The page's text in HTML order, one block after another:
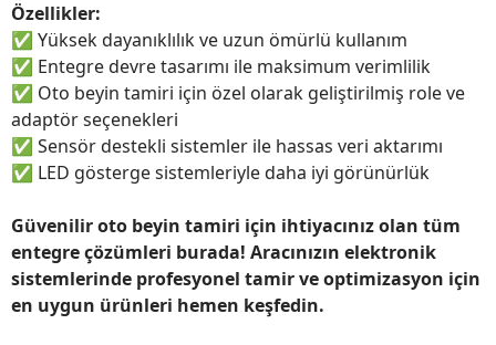
Özellikler:
✅ Yüksek dayanıklılık ve uzun ömürlü kullanım
✅ Entegre devre tasarımı ile maksimum verimlilik
✅ Oto beyin tamiri için özel olarak geliştirilmiş role ve
adaptör seçenekleri
✅ Sensör destekli sistemler ile hassas veri aktarımı
✅ LED gösterge sistemleriyle daha iyi görünürlük
Güvenilir oto beyin tamiri için ihtiyacınız olan tüm
entegre çözümleri burada! Aracınızın elektronik
sistemlerinde profesyonel tamir ve optimizasyon için
en uygun ürünleri hemen keşfedin.